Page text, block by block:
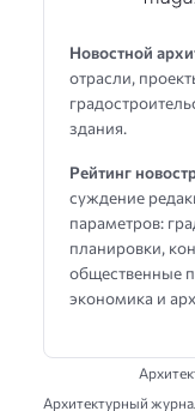
Новостной
отрасли,
здания.
Рейтинг
суждение
параметров:
планировки,
общественные
экономика и
Архитектурный